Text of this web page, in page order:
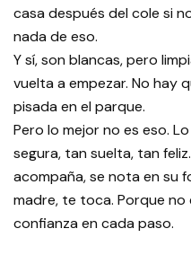
casa después del cole si
nada de eso.
Y sí, son blancas, pero
vuelta a empezar. No hay
pisada en el parque.
Pero lo mejor no es eso.
segura, tan suelta, tan
acompaña, se nota en su
madre, te toca. Porque no
confianza en cada paso.